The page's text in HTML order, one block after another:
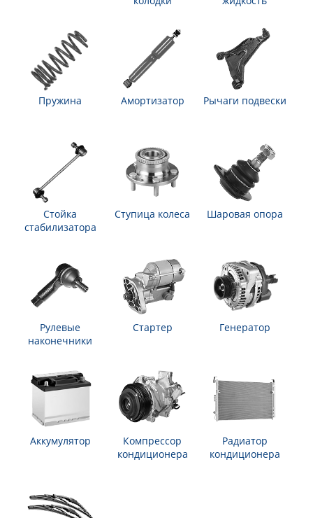
Пружина Амортизатор Рычаги подвески
Стойка
стабилизатора
Ступица колеса Шаровая опора
Рулевые
наконечники
Стартер Генератор
Аккумулятор
Компрессор
кондиционера
Радиатор
кондиционера